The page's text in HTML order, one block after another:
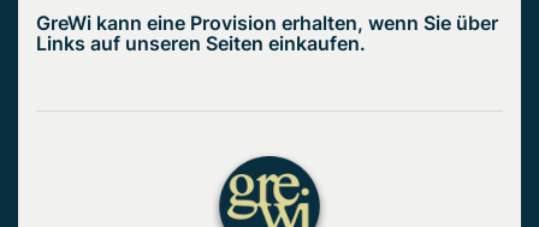
GreWi kann eine Provision erhalten, wenn Sie über
Links auf unseren Seiten einkaufen.